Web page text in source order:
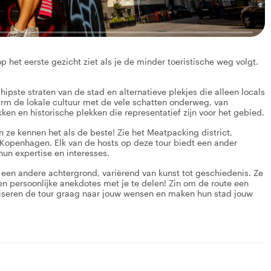
het eerste gezicht ziet als je de minder toeristische weg volgt.
straten van de stad en alternatieve plekjes die alleen locals
de lokale cultuur met de vele schatten onderweg, van
en historische plekken die representatief zijn voor het gebied.
kennen het als de beste! Zie het Meatpacking district,
Elk van de hosts op deze tour biedt een ander
expertise en interesses.
andere achtergrond, variërend van kunst tot geschiedenis. Ze
persoonlijke anekdotes met je te delen! Zin om de route een
de tour graag naar jouw wensen en maken hun stad jouw